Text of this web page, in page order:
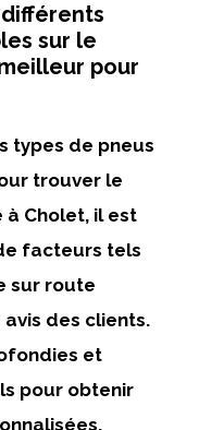
sur le
pour
types de pneus
trouver le
Cholet, il est
facteurs tels
sur route
des clients.
et
pour obtenir